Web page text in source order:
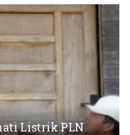
Listrik PLN